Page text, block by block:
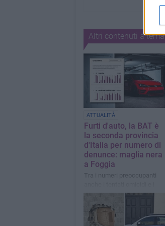
Altri contenuti a tema
ATTUALITÀ
Furti d'auto, la BAT è
la seconda provincia
d'Italia per numero di
denunce: maglia nera
a Foggia
Tra i numeri preoccupanti
danneggiamenti con
incendio